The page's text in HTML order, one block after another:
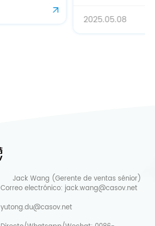
Jack Wang (Gerente de ventas sénior)
Correo electrónico: jack.wang@casov.net
yutong.du@casov.net